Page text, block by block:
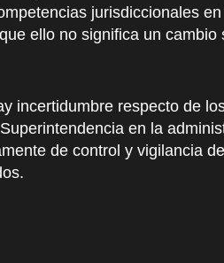
jurisdiccionales
ello no significa un cambio
incertidumbre respecto de
en la
de control y vigilancia